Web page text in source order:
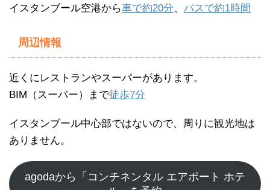
イスタンブール空港から車で約20分、 バスで約1時間
周辺情報
近くにレストランやスーパーがあります。
BIM（スーパー）まで徒歩7分
イスタンブール中心部ではないので、周りに観光地は
ありません。
agodaから「コンチネンタル エアポート ホテ